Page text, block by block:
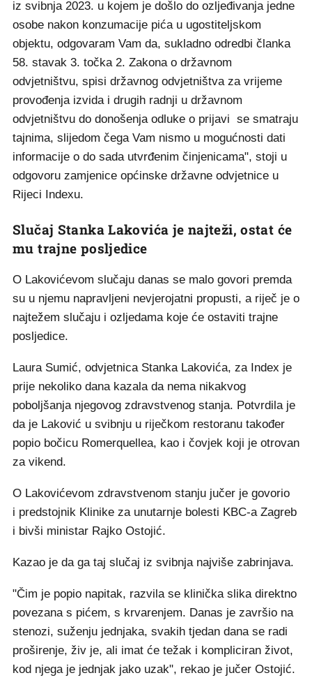
iz svibnja 2023. u kojem je došlo do ozljeđivanja jedne
osobe nakon konzumacije pića u ugostiteljskom
objektu, odgovaram Vam da, sukladno odredbi članka
58. stavak 3. točka 2. Zakona o državnom
odvjetništvu, spisi državnog odvjetništva za vrijeme
provođenja izvida i drugih radnji u državnom
odvjetništvu do donošenja odluke o prijavi se smatraju
tajnima, slijedom čega Vam nismo u mogućnosti dati
informacije o do sada utvrđenim činjenicama", stoji u
odgovoru zamjenice općinske državne odvjetnice u
Rijeci Indexu.
Slučaj Stanka Lakovića je najteži, ostat će
mu trajne posljedice
O Lakovićevom slučaju danas se malo govori premda
su u njemu napravljeni nevjerojatni propusti, a riječ je o
najtežem slučaju i ozljedama koje će ostaviti trajne
posljedice.
Laura Sumić, odvjetnica Stanka Lakovića, za Index je
prije nekoliko dana kazala da nema nikakvog
poboljšanja njegovog zdravstvenog stanja. Potvrdila je
da je Laković u svibnju u riječkom restoranu također
popio bočicu Romerquellea, kao i čovjek koji je otrovan
za vikend.
O Lakovićevom zdravstvenom stanju jučer je govorio
i predstojnik Klinike za unutarnje bolesti KBC-a Zagreb
i bivši ministar Rajko Ostojić.
Kazao je da ga taj slučaj iz svibnja najviše zabrinjava.
"Čim je popio napitak, razvila se klinička slika direktno
povezana s pićem, s krvarenjem. Danas je završio na
stenozi, suženju jednjaka, svakih tjedan dana se radi
proširenje, živ je, ali imat će težak i kompliciran život,
kod njega je jednjak jako uzak", rekao je jučer Ostojić.